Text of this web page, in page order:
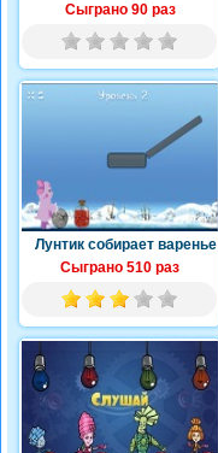
Сыграно 90 раз
Лунтик собирает варенье
Сыграно 510 раз